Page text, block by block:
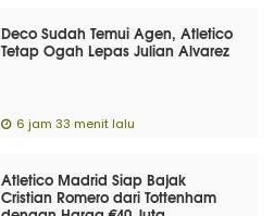
Deco Sudah Temui Agen, Atletico
Tetap Ogah Lepas Julian Alvarez
6 jam 33 menit lalu
Atletico Madrid Siap Bajak
Cristian Romero dari Tottenham